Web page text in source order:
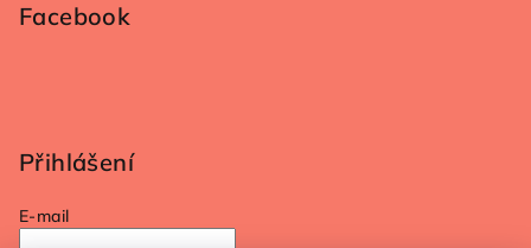
Facebook
Přihlášení
E-mail